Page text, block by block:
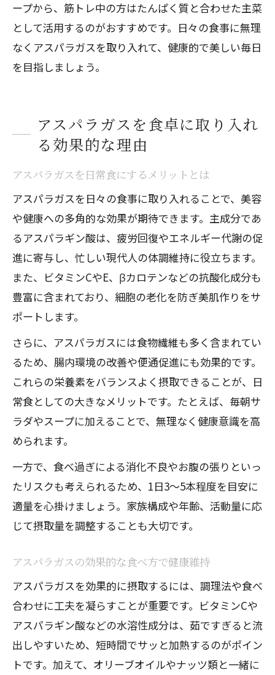
ープから、筋トレ中の方はたんぱく質と合わせた主菜
として活用するのがおすすめです。日々の食事に無理
なくアスパラガスを取り入れて、健康的で美しい毎日
を目指しましょう。
アスパラガスを食卓に取り入れ
る効果的な理由
アスパラガスを日常食にするメリットとは
アスパラガスを日々の食事に取り入れることで、美容
や健康への多角的な効果が期待できます。主成分であ
るアスパラギン酸は、疲労回復やエネルギー代謝の促
進に寄与し、忙しい現代人の体調維持に役立ちます。
また、ビタミンCやE、βカロテンなどの抗酸化成分も
豊富に含まれており、細胞の老化を防ぎ美肌作りをサ
ポートします。
さらに、アスパラガスには食物繊維も多く含まれてい
るため、腸内環境の改善や便通促進にも効果的です。
これらの栄養素をバランスよく摂取できることが、日
常食としての大きなメリットです。たとえば、毎朝サ
ラダやスープに加えることで、無理なく健康意識を高
められます。
一方で、食べ過ぎによる消化不良やお腹の張りといっ
たリスクも考えられるため、1日3～5本程度を目安に
適量を心掛けましょう。家族構成や年齢、活動量に応
じて摂取量を調整することも大切です。
アスパラガスの効果的な食べ方で健康維持
アスパラガスを効果的に摂取するには、調理法や食べ
合わせに工夫を凝らすことが重要です。ビタミンCや
アスパラギン酸などの水溶性成分は、茹ですぎると流
出しやすいため、短時間でサッと加熱するのがポイン
トです。加えて、オリーブオイルやナッツ類と一緒に